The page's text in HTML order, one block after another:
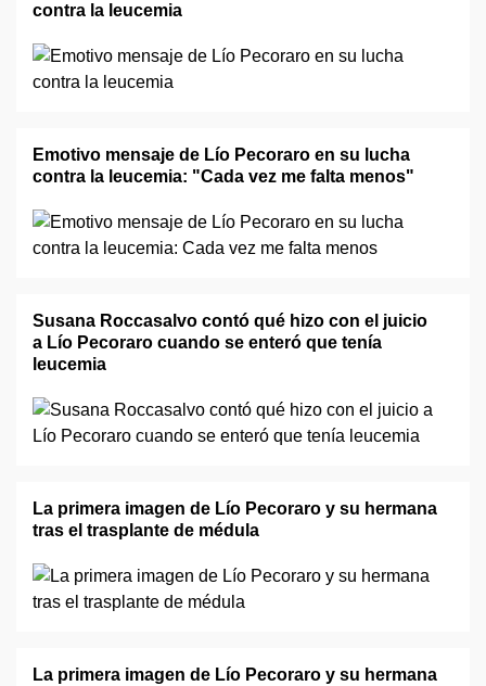
contra la leucemia
Emotivo mensaje de Lío Pecoraro en su lucha
contra la leucemia: "Cada vez me falta menos"
Susana Roccasalvo contó qué hizo con el juicio
a Lío Pecoraro cuando se enteró que tenía
leucemia
La primera imagen de Lío Pecoraro y su hermana
tras el trasplante de médula
La primera imagen de Lío Pecoraro y su hermana